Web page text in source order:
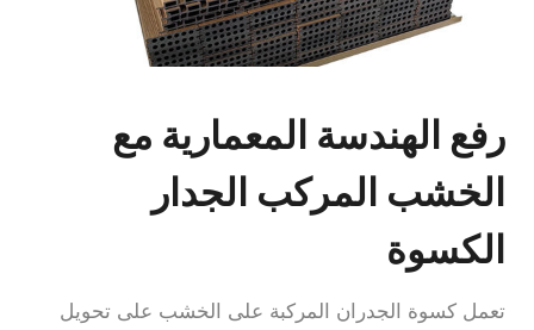
رفع الهندسة المعمارية مع
الخشب المركب الجدار
الكسوة
تعمل كسوة الجدران المركبة على الخشب على تحويل